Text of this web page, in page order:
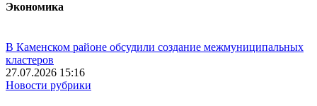
Экономика
В Каменском районе обсудили создание межмуниципальных
кластеров
27.07.2026 15:16
Новости рубрики